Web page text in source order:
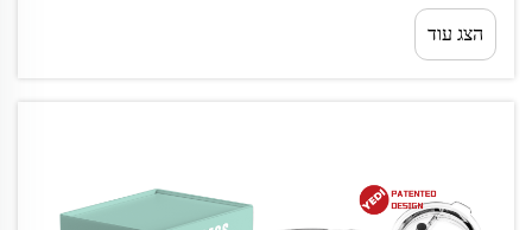
של החורף או עובדים בחוץ תחת שמש הקיץ. אך הסביבה שמקיפה את הכוס
שלכם משפיעה...
הצג עוד